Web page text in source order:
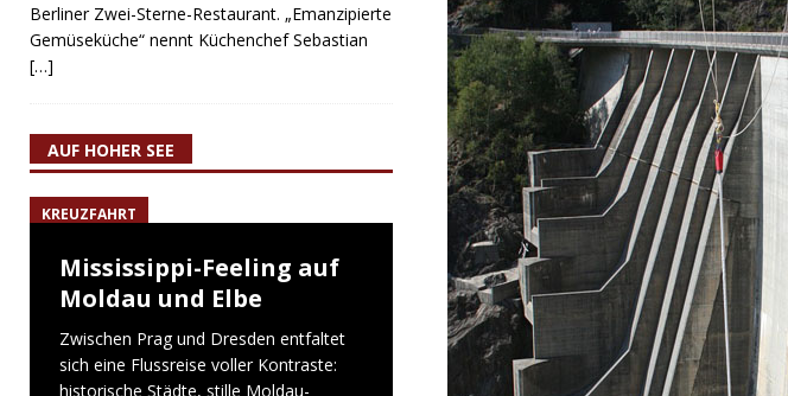
Berliner Zwei-Sterne-Restaurant. „Emanzipierte
Gemüseküche“ nennt Küchenchef Sebastian
[…]
AUF HOHER SEE
KREUZFAHRT
Mississippi-Feeling auf
Moldau und Elbe
Zwischen Prag und Dresden entfaltet
sich eine Flussreise voller Kontraste:
historische Städte, stille Moldau-